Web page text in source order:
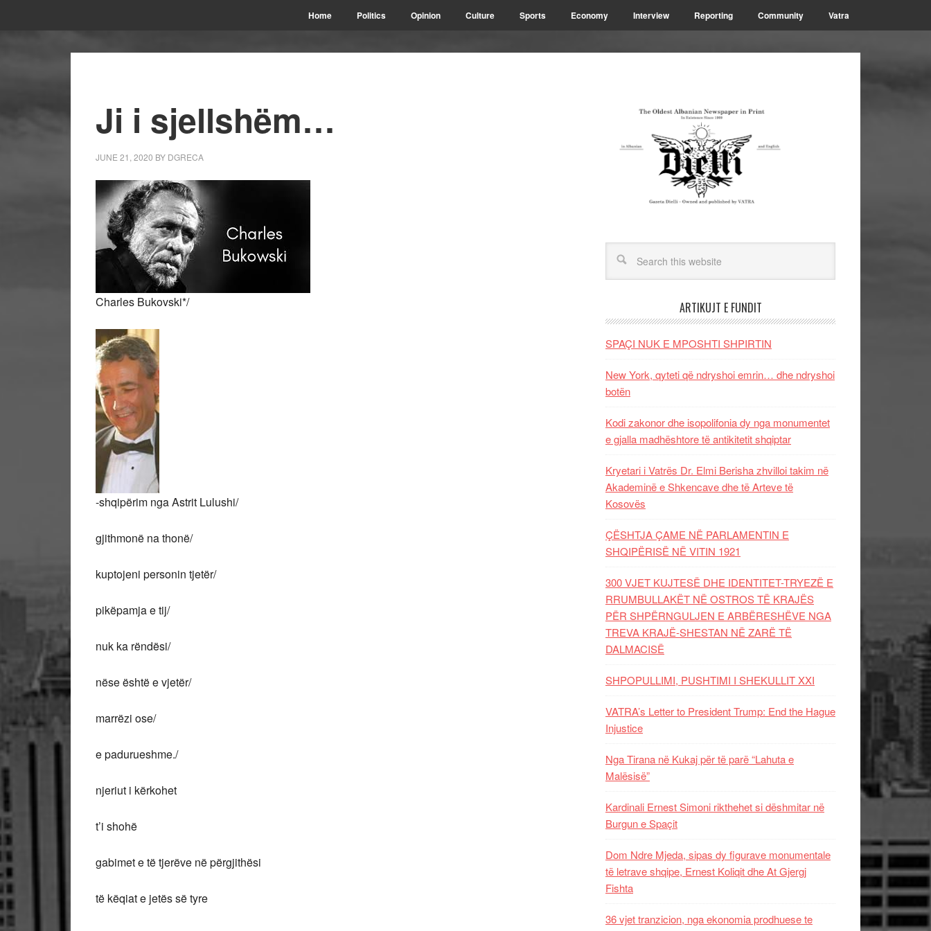
Home Politics Opinion Culture Sports Economy Interview Reporting Community Vatra
Ji i sjellshëm…
JUNE 21, 2020 BY DGRECA
Charles Bukovski*/
-shqipërim nga Astrit Lulushi/
gjithmonë na thonë/
kuptojeni personin tjetër/
pikëpamja e tij/
nuk ka rëndësi/
nëse është e vjetër/
marrëzi ose/
e padurueshme./
njeriut i kërkohet
t’i shohë
gabimet e të tjerëve në përgjithësi
të këqiat e jetës së tyre
ARTIKUJT E FUNDIT
SPAÇI NUK E MPOSHTI SHPIRTIN
New York, qyteti që ndryshoi emrin… dhe ndryshoi
botën
Kodi zakonor dhe isopolifonia dy nga monumentet
e gjalla madhështore të antikitetit shqiptar
Kryetari i Vatrës Dr. Elmi Berisha zhvilloi takim në
Akademinë e Shkencave dhe të Arteve të
Kosovës
ÇËSHTJA ÇAME NË PARLAMENTIN E
SHQIPËRISË NË VITIN 1921
300 VJET KUJTESË DHE IDENTITET-TRYEZË E
RRUMBULLAKËT NË OSTROS TË KRAJËS
PËR SHPËRNGULJEN E ARBËRESHËVE NGA
TREVA KRAJË-SHESTAN NË ZARË TË
DALMACISË
SHPOPULLIMI, PUSHTIMI I SHEKULLIT XXI
VATRA’s Letter to President Trump: End the Hague
Injustice
Nga Tirana në Kukaj për të parë “Lahuta e
Malësisë”
Kardinali Ernest Simoni rikthehet si dëshmitar në
Burgun e Spaçit
Dom Ndre Mjeda, sipas dy figurave monumentale
të letrave shqipe, Ernest Koliqit dhe At Gjergj
Fishta
36 vjet tranzicion, nga ekonomia prodhuese te